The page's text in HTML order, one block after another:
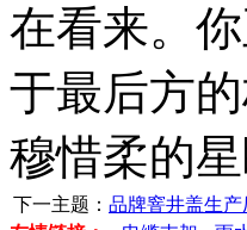
在看来。
于最后方
穆惜柔的
下一主题： 品牌窨井盖生产